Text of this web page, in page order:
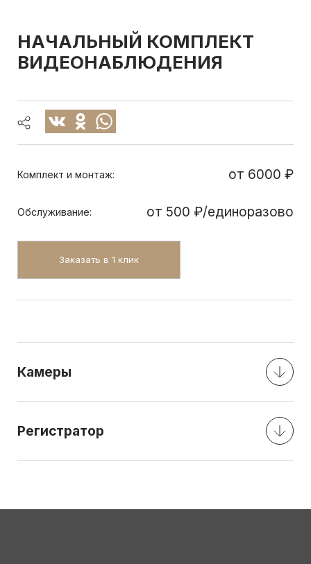
НАЧАЛЬНЫЙ КОМПЛЕКТ
ВИДЕОНАБЛЮДЕНИЯ
Комплект и монтаж: от 6000 ₽
Обслуживание: от 500 ₽/единоразово
Заказать в 1 клик
Камеры
Регистратор